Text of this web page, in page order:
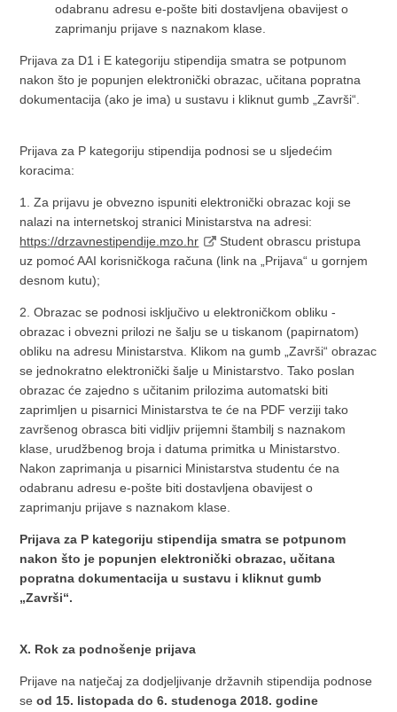
odabranu adresu e-pošte biti dostavljena obavijest o
zaprimanju prijave s naznakom klase.
Prijava za D1 i E kategoriju stipendija smatra se potpunom
nakon što je popunjen elektronički obrazac, učitana popratna
dokumentacija (ako je ima) u sustavu i kliknut gumb „Završi“.
Prijava za P kategoriju stipendija podnosi se u sljedećim
koracima:
1. Za prijavu je obvezno ispuniti elektronički obrazac koji se
nalazi na internetskoj stranici Ministarstva na adresi:
https://drzavnestipendije.mzo.hr
Student obrascu pristupa
uz pomoć AAI korisničkoga računa (link na „Prijava“ u gornjem
desnom kutu);
2. Obrazac se podnosi isključivo u elektroničkom obliku -
obrazac i obvezni prilozi ne šalju se u tiskanom (papirnatom)
obliku na adresu Ministarstva. Klikom na gumb „Završi“ obrazac
se jednokratno elektronički šalje u Ministarstvo. Tako poslan
obrazac će zajedno s učitanim prilozima automatski biti
zaprimljen u pisarnici Ministarstva te će na PDF verziji tako
završenog obrasca biti vidljiv prijemni štambilj s naznakom
klase, urudžbenog broja i datuma primitka u Ministarstvo.
Nakon zaprimanja u pisarnici Ministarstva studentu će na
odabranu adresu e-pošte biti dostavljena obavijest o
zaprimanju prijave s naznakom klase.
Prijava za P kategoriju stipendija smatra se potpunom
nakon što je popunjen elektronički obrazac, učitana
popratna dokumentacija u sustavu i kliknut gumb
„Završi“.
X. Rok za podnošenje prijava
Prijave na natječaj za dodjeljivanje državnih stipendija podnose
seod 15. listopada do 6. studenoga 2018. godine